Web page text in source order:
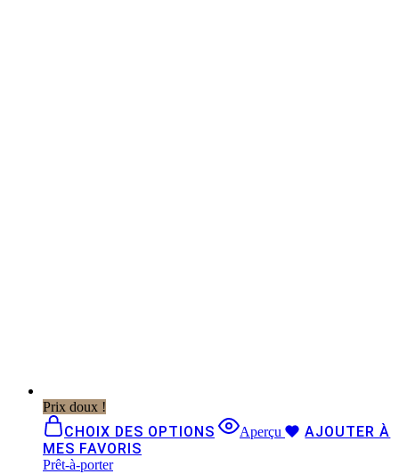
Prix doux !
CHOIX DES OPTIONS Aperçu
AJOUTER À
MES FAVORIS
Prêt-à-porter